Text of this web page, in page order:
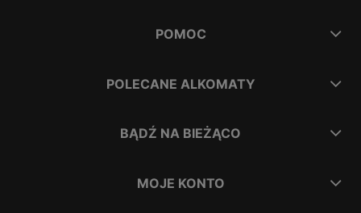
POMOC
POLECANE ALKOMATY
BĄDŹ NA BIEŻĄCO
MOJE KONTO